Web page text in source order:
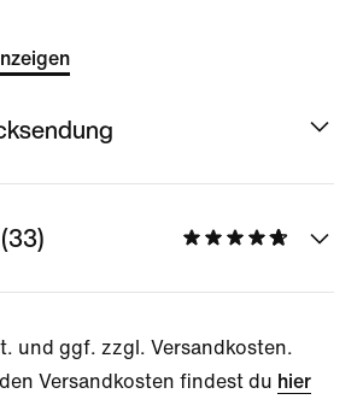
und ggf. zzgl. Versandkosten.
Versandkosten findest du hier